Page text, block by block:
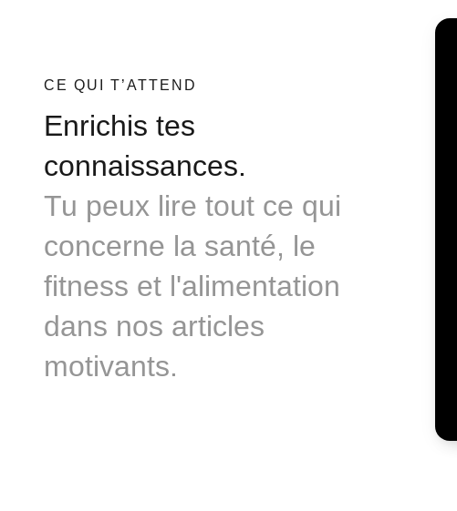
CE QUI T’ATTEND
Enrichis tes
connaissances.
Tu peux lire tout ce qui
concerne la santé, le
fitness et l'alimentation
dans nos articles
motivants.